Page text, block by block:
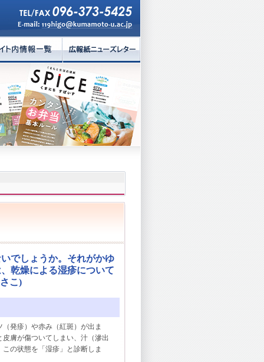
でしょうか。それがかゆ
乾燥による湿疹について
こ)
発疹）や赤み（紅斑）が出ま
膚が傷ついてしまい、汁（滲出
の状態を「湿疹」と診断しま